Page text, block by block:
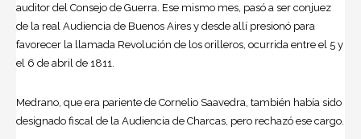
auditor del Consejo de Guerra. Ese mismo mes, pasó a ser conjuez
de la real Audiencia de Buenos Aires y desde allí presionó para
favorecer la llamada Revolución de los orilleros, ocurrida entre el 5 y
el 6 de abril de 1811.
Medrano, que era pariente de Cornelio Saavedra, también había sido
designado fiscal de la Audiencia de Charcas, pero rechazó ese cargo.